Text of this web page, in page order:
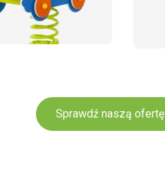
Sprawdź naszą ofertę